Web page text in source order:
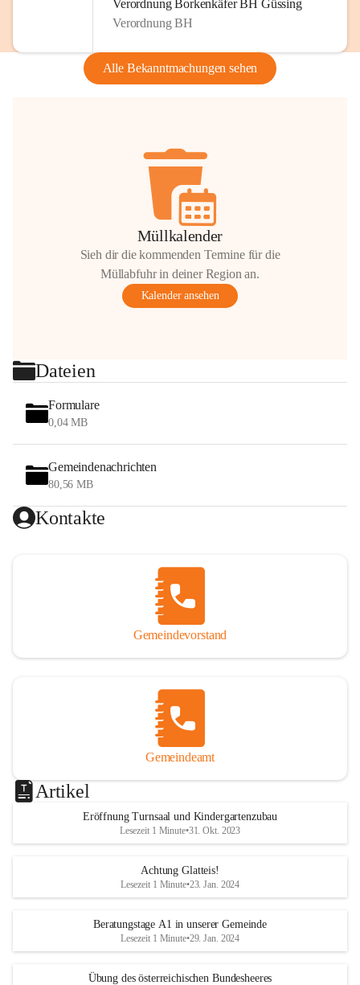
Verordnung Borkenkäfer BH Güssing
Verordnung BH
Alle Bekanntmachungen sehen
Müllkalender
Sieh dir die kommenden Termine für die
Müllabfuhr in deiner Region an.
Kalender ansehen
Dateien
Formulare
0,04 MB
Gemeindenachrichten
80,56 MB
Kontakte
Gemeindevorstand
Gemeindeamt
Artikel
Eröffnung Turnsaal und Kindergartenzubau
Lesezeit 1 Minute•31. Okt. 2023
Achtung Glatteis!
Lesezeit 1 Minute•23. Jan. 2024
Beratungstage A1 in unserer Gemeinde
Lesezeit 1 Minute•29. Jan. 2024
Übung des österreichischen Bundesheeres